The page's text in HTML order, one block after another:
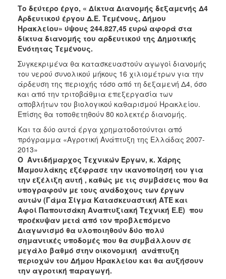
ΕΠΙΣΚΕΠΤΗΣ
ΗΡΑΚΛΕΙΟ
Το δεύτερο έργο, « Δίκτυα Διανομής δεξαμενής Δ4
Αρδευτικού έργου Δ.Ε. Τεμένους, Δήμου
Ηρακλείου» ύψους 244.827,45 ευρώ αφορά στα
δίκτυα διανομής του αρδευτικού της Δημοτικής
Ενότητας Τεμένους.
Συγκεκριμένα θα κατασκευαστούν αγωγοί διανομής
του νερού συνολικού μήκους 16 χιλιομέτρων για την
άρδευση της περιοχής τόσο από τη δεξαμενή Δ4, όσο
και από την τριτοβάθμια επεξεργασία των
αποβλήτων του βιολογικού καθαρισμού Ηρακλείου.
Επίσης θα τοποθετηθούν 80 κολεκτέρ διανομής.
Και τα δύο αυτά έργα χρηματοδοτούνται από
πρόγραμμα «Αγροτική Ανάπτυξη της Ελλάδας 2007-
2013»
Ο Αντιδήμαρχος Τεχνικών Έργων, κ. Χάρης
Μαμουλάκης εξέφρασε την ικανοποίησή του για
την εξέλιξη αυτή , καθώς με τις συμβάσεις που θα
υπογραφούν με τους ανάδοχους των έργων
αυτών (Γάμα Σίγμα Κατασκευαστική ΑΤΕ και
Αφοί Παπουτσάκη Αναπτυξιακή Τεχνική Ε.Ε) που
προέκυψαν μετά από τον προβλεπόμενο
Διαγωνισμό θα υλοποιηθούν δύο πολύ
σημαντικές υποδομές που θα συμβάλλουν σε
μεγάλο βαθμό στην οικονομική ανάπτυξη
περιοχών του Δήμου Ηρακλείου και θα αυξήσουν
την αγροτική παραγωγή.